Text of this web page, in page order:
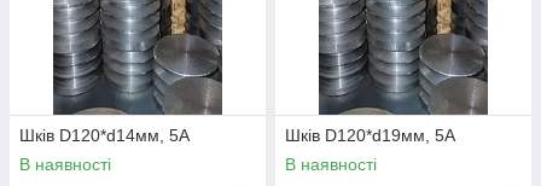
Шків D120*d14мм, 5А
В наявності
Шків D120*d19мм, 5А
В наявності